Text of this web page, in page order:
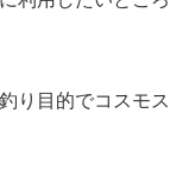
り目的でコスモス